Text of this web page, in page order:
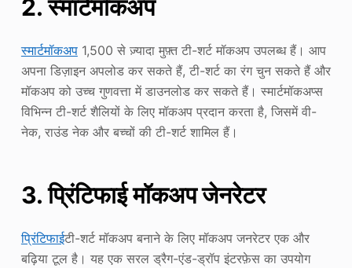
2. स्मार्टमॉकअप
स्मार्टमॉकअप1,500 से ज़्यादा मुफ़्त टी-शर्ट मॉकअप उपलब्ध हैं। आप
अपना डिज़ाइन अपलोड कर सकते हैं, टी-शर्ट का रंग चुन सकते हैं और
मॉकअप को उच्च गुणवत्ता में डाउनलोड कर सकते हैं। स्मार्टमॉकअप्स
विभिन्न टी-शर्ट शैलियों के लिए मॉकअप प्रदान करता है, जिसमें वी-
नेक, राउंड नेक और बच्चों की टी-शर्ट शामिल हैं।
3. प्रिंटिफाई मॉकअप जेनरेटर
प्रिंटिफाईटी-शर्ट मॉकअप बनाने के लिए मॉकअप जनरेटर एक और
बढ़िया टूल है। यह एक सरल ड्रैग-एंड-ड्रॉप इंटरफ़ेस का उपयोग